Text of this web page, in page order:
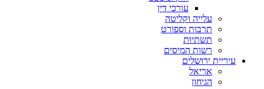
עורכי דין
עלייה וקליטה
תרבות וספורט
תשתיות
רשות המיסים
עיריית ירושלים
אריאל
הגיחון